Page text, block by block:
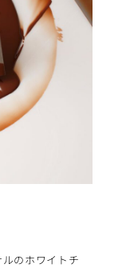
のホワイトチ